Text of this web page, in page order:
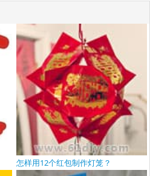
怎样用12个红包制作灯笼？